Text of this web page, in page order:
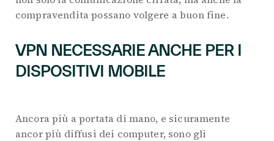
compravendita possano volgere a buon fine.
VPN NECESSARIE ANCHE PER I
DISPOSITIVI MOBILE
Ancora più a portata di mano, e sicuramente
ancor più diffusi dei computer, sono gli